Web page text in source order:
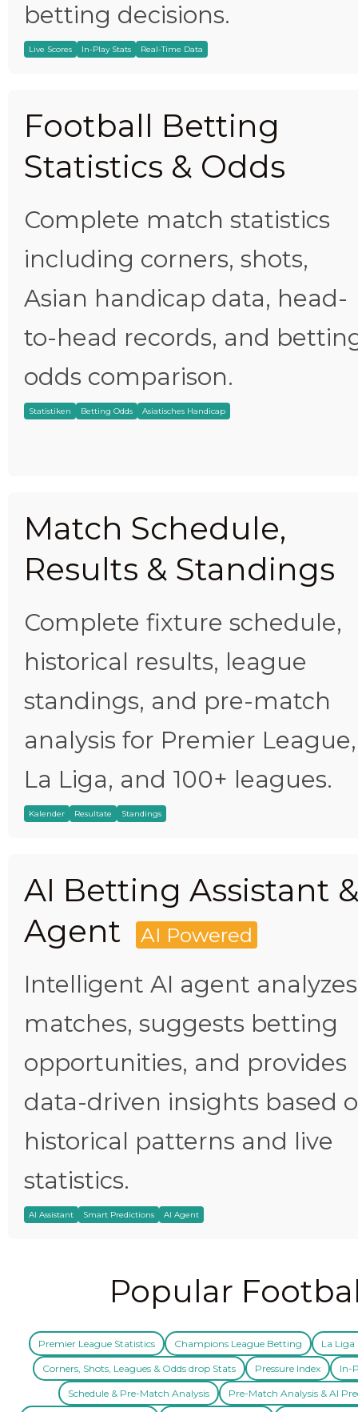
betting decisions.
Live Scores In-Play Stats Real-Time Data
Football Betting
Statistics & Odds
Complete match statistics
including corners, shots,
Asian handicap data, head-
to-head records, and
odds comparison.
Statistiken Betting Odds Asiatisches Handicap
Match Schedule,
Results & Standings
Complete fixture schedule,
historical results, league
standings, and pre-match
analysis for Premier League,
La Liga, and 100+ leagues.
Kalender Resultate Standings
AI Betting Assistant
Agent
AI Powered
Intelligent AI agent analyzes
matches, suggests betting
opportunities, and provides
data-driven insights based
historical patterns and live
statistics.
AI Assistant Smart Predictions AI Agent
Popular
Premier League Statistics Champions League Betting La Liga
Corners, Shots, Leagues & Odds drop Stats Pressure Index In-
Schedule & Pre-Match Analysis Pre-Match Analysis & AI